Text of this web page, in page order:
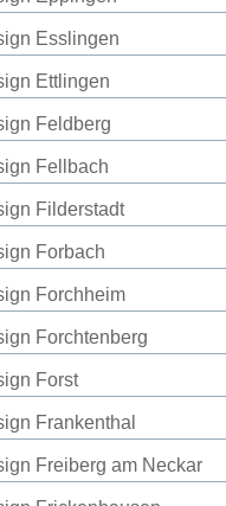
Esslingen
Ettlingen
Feldberg
Fellbach
Filderstadt
Forbach
Forchheim
Forchtenberg
Forst
Frankenthal
Freiberg am Neckar